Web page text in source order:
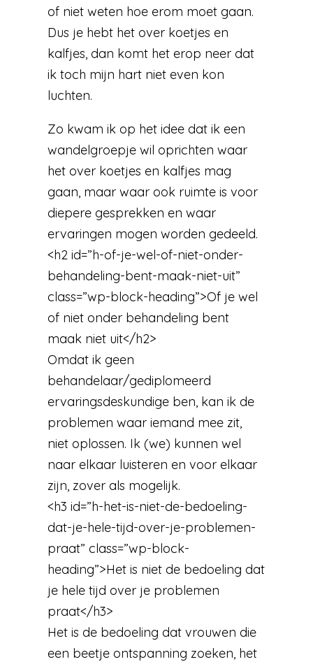
of niet weten hoe erom moet gaan.
Dus je hebt het over koetjes en
kalfjes, dan komt het erop neer dat
ik toch mijn hart niet even kon
luchten.
Zo kwam ik op het idee dat ik een
wandelgroepje wil oprichten waar
het over koetjes en kalfjes mag
gaan, maar waar ook ruimte is voor
diepere gesprekken en waar
ervaringen mogen worden gedeeld.
<h2 id=”h-of-je-wel-of-niet-onder-
behandeling-bent-maak-niet-uit”
class=”wp-block-heading”>Of je wel
of niet onder behandeling bent
maak niet uit</h2>
Omdat ik geen
behandelaar/gediplomeerd
ervaringsdeskundige ben, kan ik de
problemen waar iemand mee zit,
niet oplossen. Ik (we) kunnen wel
naar elkaar luisteren en voor elkaar
zijn, zover als mogelijk.
<h3 id=”h-het-is-niet-de-bedoeling-
dat-je-hele-tijd-over-je-problemen-
praat” class=”wp-block-
heading”>Het is niet de bedoeling dat
je hele tijd over je problemen
praat</h3>
Het is de bedoeling dat vrouwen die
een beetje ontspanning zoeken, het